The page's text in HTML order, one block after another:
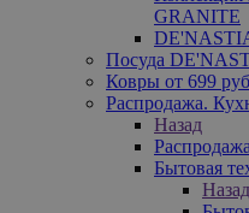
GRANITE
Посуда
Ковры от 699 руб
Распродажа.
Назад
Бытовая
Назад